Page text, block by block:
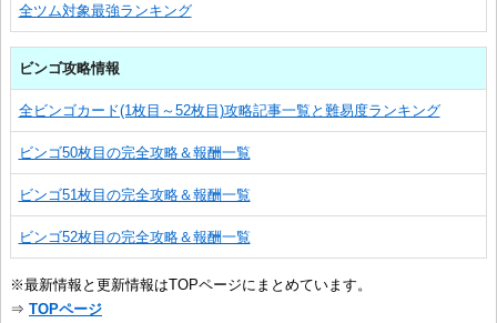
全ツム対象最強ランキング
ビンゴ攻略情報
全ビンゴカード(1枚目～52枚目)攻略記事一覧と難易度ランキング
ビンゴ50枚目の完全攻略＆報酬一覧
ビンゴ51枚目の完全攻略＆報酬一覧
ビンゴ52枚目の完全攻略＆報酬一覧
※最新情報と更新情報はTOPページにまとめています。
⇒ TOPページ